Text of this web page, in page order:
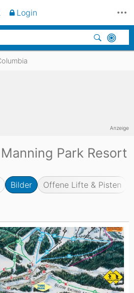
Park Resort
Bilder Offene Lifte & Pisten
Anzeige
Login